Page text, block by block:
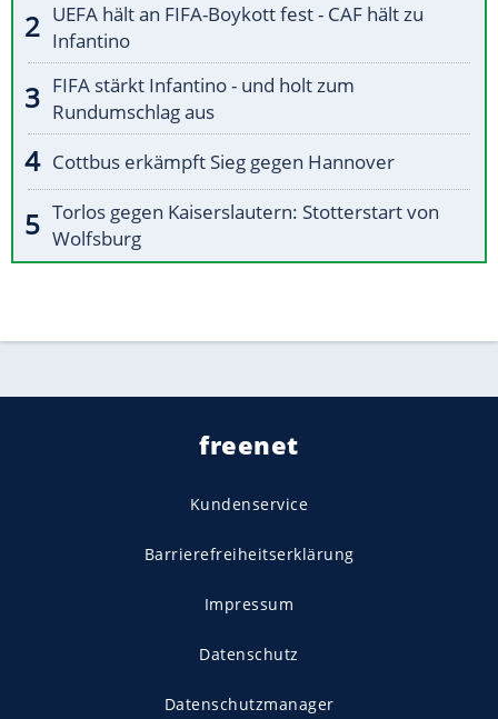
UEFA hält an FIFA-Boykott fest - CAF hält zu
Infantino
FIFA stärkt Infantino - und holt zum
Rundumschlag aus
Cottbus erkämpft Sieg gegen Hannover
Torlos gegen Kaiserslautern: Stotterstart von
Wolfsburg
freenet
Kundenservice
Barrierefreiheitserklärung
Impressum
Datenschutz
Datenschutzmanager